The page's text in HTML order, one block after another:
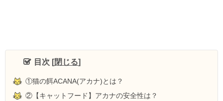
目次 [閉じる]
①猫の餌ACANA(アカナ)とは？
②【キャットフード】アカナの安全性は？